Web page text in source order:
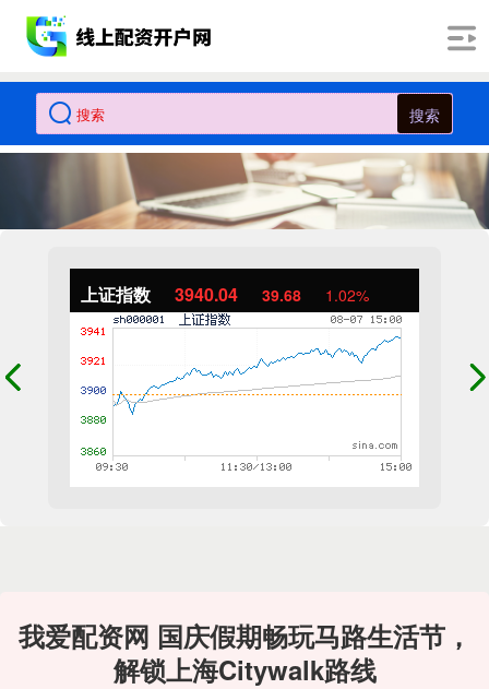
搜索
上证指数 3940.04 39.68 1.02%
我爱配资网 国庆假期畅玩马路生活节，
解锁上海Citywalk路线